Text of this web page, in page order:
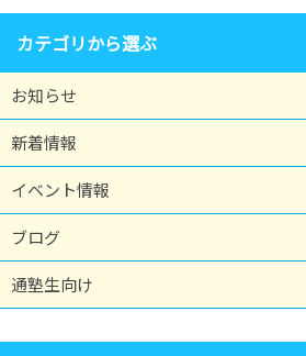
カテゴリから選ぶ
お知らせ
新着情報
イベント情報
ブログ
通塾生向け